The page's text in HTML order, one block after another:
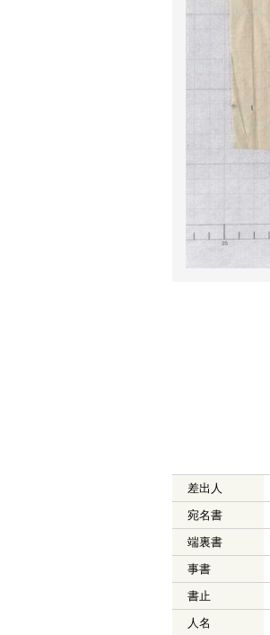
差出人
宛名書
端裏書
事書
書止
人名